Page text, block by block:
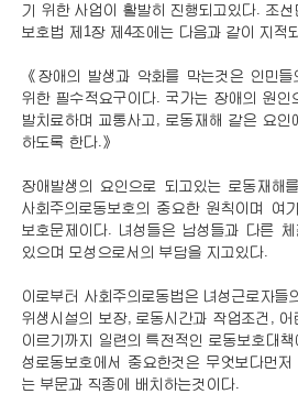
기 위한 사업이 활발히 진행되고있다. 조
보호법 제1장 제4조에는 다음과 같이 지적
《장애의 발생과 악화를 막는것은 인민
위한 필수적요구이다. 국가는 장애의 원인
발치료하며 교통사고, 로동재해 같은 요
하도록 한다.》
장애발생의 요인으로 되고있는 로동재해
사회주의로동보호의 중요한 원칙이며 여
보호문제이다. 녀성들은 남성들과 다른
있으며 모성으로서의 부담을 지고있다.
이로부터 사회주의로동법은 녀성근로자들
위생시설의 보장, 로동시간과 작업조건, 어
이르기까지 일련의 특전적인 로동보호대
성로동보호에서 중요한것은 무엇보다먼
는 부문과 직종에 배치하는것이다.